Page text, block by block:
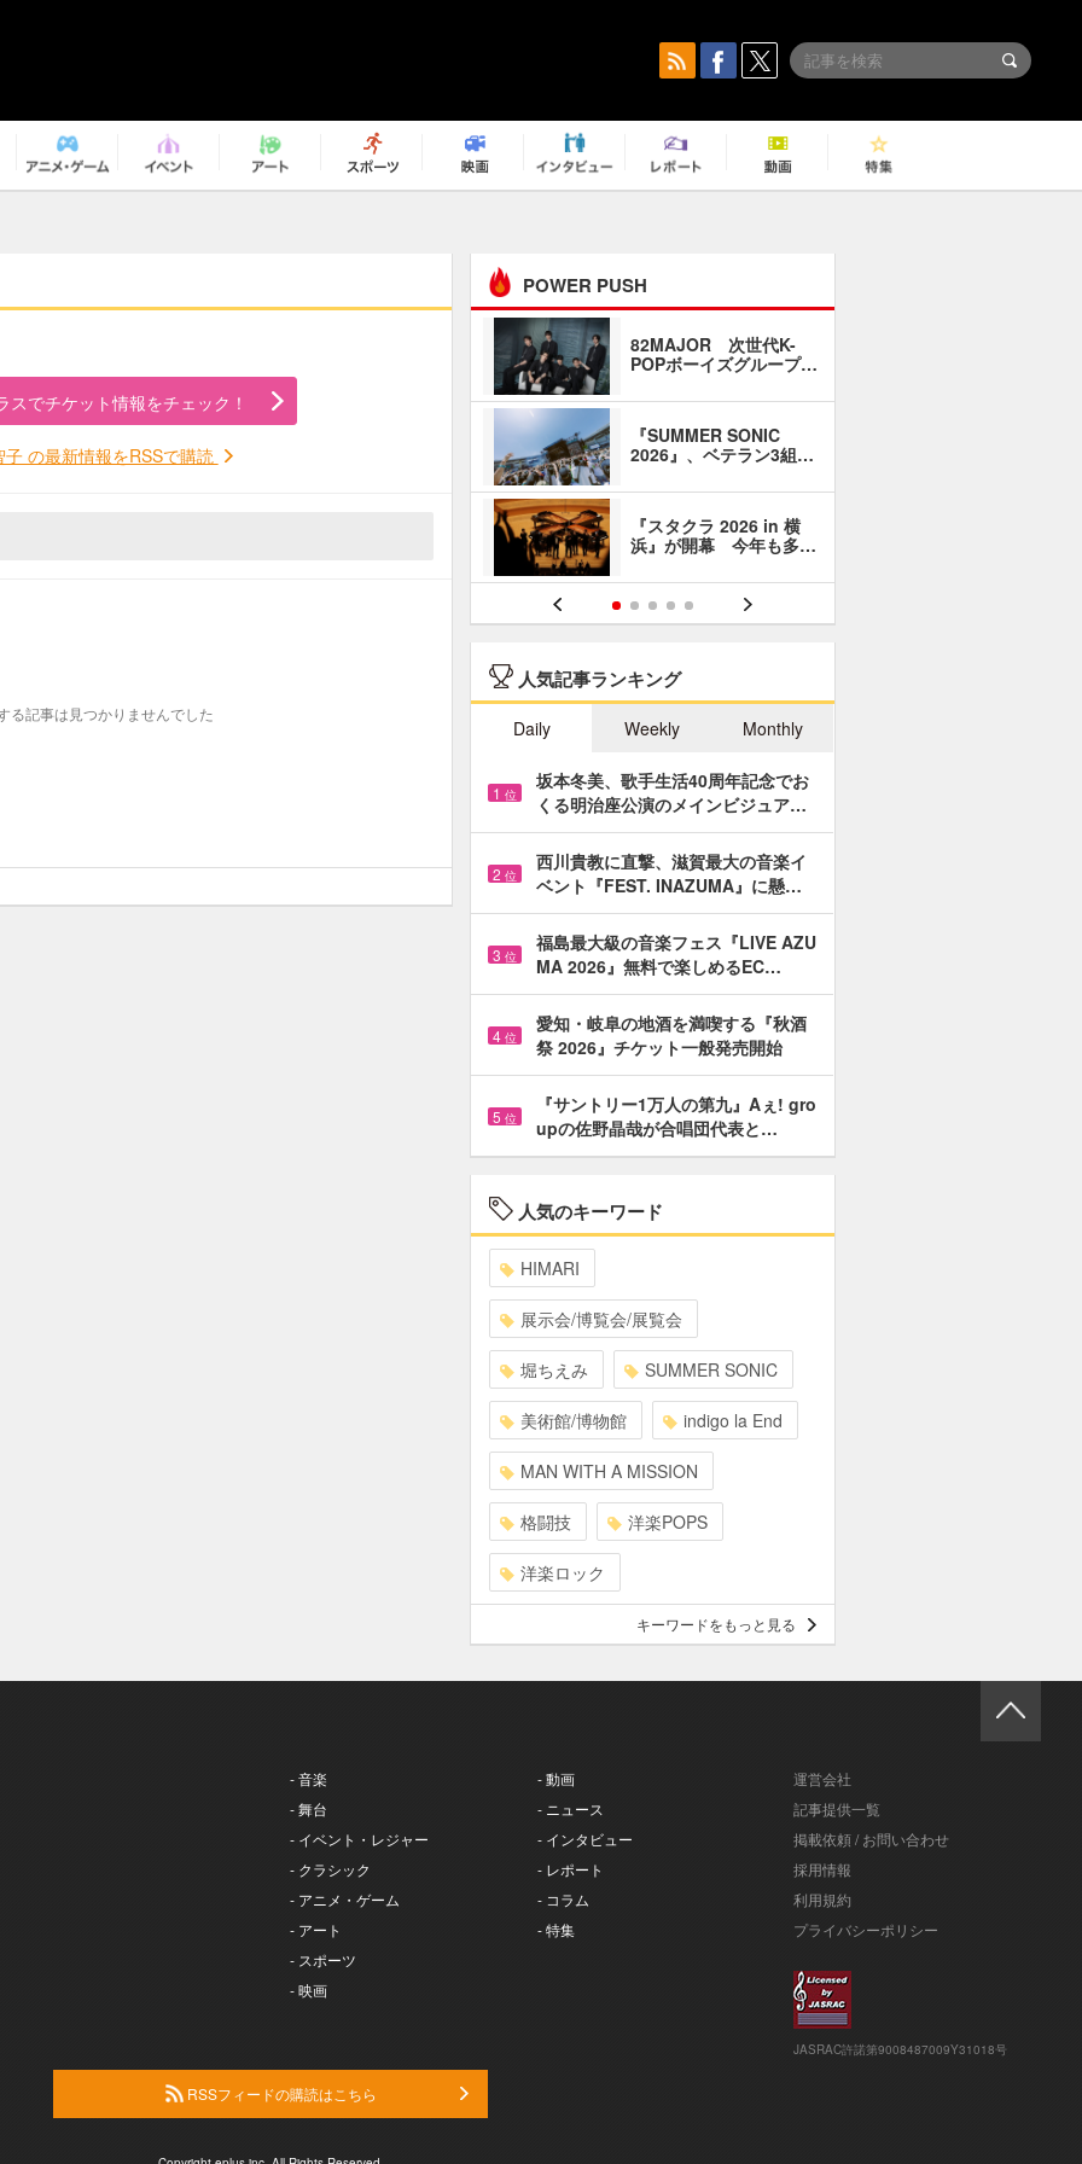
スでチケット情報をチェック！
子 の最新情報をRSSで購読
る記事は見つかりませんでした
POWER PUSH
82MAJOR 次世代K-
POPボーイズグループ…
『SUMMER SONIC
2026』、ベテラン3組…
『スタクラ 2026 in 横
浜』が開幕 今年も多…
人気記事ランキング
Daily Weekly Monthly
1 位
坂本冬美、歌手生活40周年記念でお
くる明治座公演のメインビジュア…
2 位
西川貴教に直撃、滋賀最大の音楽イ
ベント『FEST. INAZUMA』に懸…
3 位
福島最大級の音楽フェス『LIVE AZU
MA 2026』無料で楽しめるEC…
4 位
愛知・岐阜の地酒を満喫する『秋酒
祭 2026』チケット一般発売開始
5 位
『サントリー1万人の第九』Aぇ! gro
upの佐野晶哉が合唱団代表と…
人気のキーワード
HIMARI
展示会/博覧会/展覧会
堀ちえみ SUMMER SONIC
美術館/博物館 indigo la End
MAN WITH A MISSION
格闘技 洋楽POPS
洋楽ロック
キーワードをもっと見る
- 音楽
- 舞台
- イベント・レジャー
- クラシック
- アニメ・ゲーム
- アート
- スポーツ
- 映画
- 動画
- ニュース
- インタビュー
- レポート
- コラム
- 特集
運営会社
記事提供一覧
掲載依頼 / お問い合わせ
採用情報
利用規約
プライバシーポリシー
JASRAC許諾第9008487009Y31018号
RSSフィードの購読はこちら